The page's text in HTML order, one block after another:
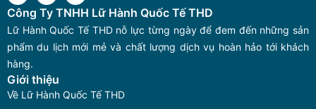
Công Ty TNHH Lữ Hành Quốc Tế THD
Lữ Hành Quốc Tế THD nỗ lực từng ngày để đem đến những sản
phẩm du lịch mới mẻ và chất lượng dịch vụ hoàn hảo tới khách
hàng.
Giới thiệu
Về Lữ Hành Quốc Tế THD